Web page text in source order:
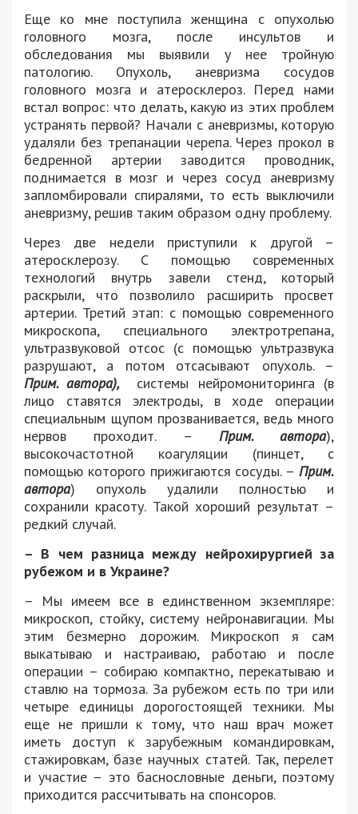
Еще ко мне поступила женщина с опухолью
головного мозга, после инсультов и
обследования мы выявили у нее тройную
патологию. Опухоль, аневризма сосудов
головного мозга и атеросклероз. Перед нами
встал вопрос: что делать, какую из этих проблем
устранять первой? Начали с аневризмы, которую
удаляли без трепанации черепа. Через прокол в
бедренной артерии заводится проводник,
поднимается в мозг и через сосуд аневризму
запломбировали спиралями, то есть выключили
аневризму, решив таким образом одну проблему.
Через две недели приступили к другой –
атеросклерозу. С помощью современных
технологий внутрь завели стенд, который
раскрыли, что позволило расширить просвет
артерии. Третий этап: с помощью современного
микроскопа, специального электротрепана,
ультразвуковой отсос (с помощью ультразвука
разрушают, а потом отсасывают опухоль. –
Прим. автора),
системы нейромониторинга (в
лицо ставятся электроды, в ходе операции
специальным щупом прозванивается, ведь много
нервов проходит. – Прим. автора),
высокочастотной коагуляции (пинцет, с
помощью которого прижигаются сосуды. – Прим.
автора) опухоль удалили полностью и
сохранили красоту. Такой хороший результат –
редкий случай.
– В чем разница между нейрохирургией за
рубежом и в Украине?
– Мы имеем все в единственном экземпляре:
микроскоп, стойку, систему нейронавигации. Мы
этим безмерно дорожим. Микроскоп я сам
выкатываю и настраиваю, работаю и после
операции – собираю компактно, перекатываю и
ставлю на тормоза. За рубежом есть по три или
четыре единицы дорогостоящей техники. Мы
еще не пришли к тому, что наш врач может
иметь доступ к зарубежным командировкам,
стажировкам, базе научных статей. Так, перелет
и участие – это баснословные деньги, поэтому
приходится рассчитывать на спонсоров.